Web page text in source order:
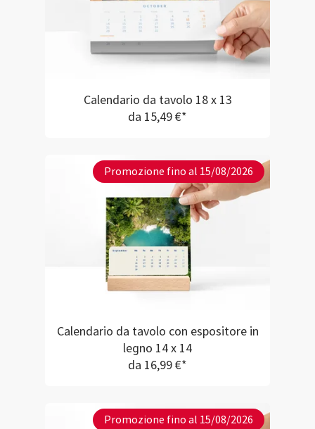
Calendario da tavolo 18 x 13
da 15,49 €*
Promozione fino al 15/08/2026
Calendario da tavolo con espositore in
legno 14 x 14
da 16,99 €*
Promozione fino al 15/08/2026